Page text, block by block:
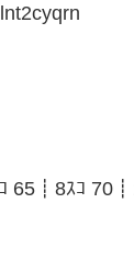
65┋8ｽｺ